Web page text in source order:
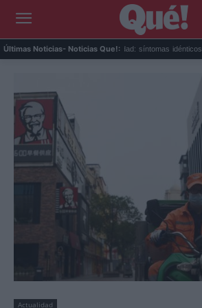
Últimas Noticias- Noticias Que!:
Calor extremo y ansiedad: síntomas idénticos que a...
Actualidad